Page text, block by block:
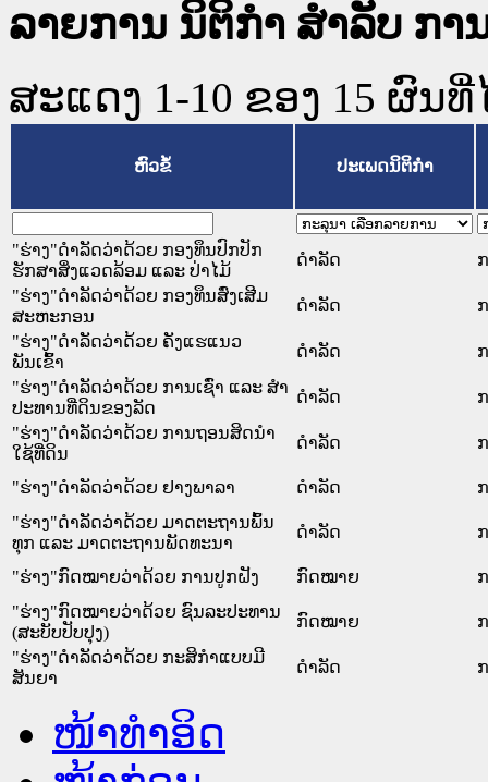
ລາຍການ ນິຕິກໍາ ສໍາລັບ ກາ
ສະແດງ 1-10 ຂອງ 15 ຜົນ
ຫົວຂໍ້ ປະເພດນິຕິກຳ
"ຮ່າງ"ດຳລັດວ່າດ້ວຍ ກອງທຶນປົກປັກ
ຮັກສາສິ່ງແວດລ້ອມ ແລະ ປ່າໄມ້
ດໍາລັດ
"ຮ່າງ"ດຳລັດວ່າດ້ວຍ ກອງທຶນສົ່ງເສີມ
ສະຫະກອນ
ດໍາລັດ
"ຮ່າງ"ດຳລັດວ່າດ້ວຍ ຄັງແຮແນວ
ພັນເຂົ້າ
ດໍາລັດ
"ຮ່າງ"ດຳລັດວ່າດ້ວຍ ການເຊົ່າ ແລະ ສຳ
ປະທານທີ່ດິນຂອງລັດ
ດໍາລັດ
"ຮ່າງ"ດຳລັດວ່າດ້ວຍ ການຖອນສິດນຳ
ໃຊ້ທີ່ດິນ
ດໍາລັດ
"ຮ່າງ"ດຳລັດວ່າດ້ວຍ ຢາງພາລາ ດໍາລັດ
"ຮ່າງ"ດຳລັດວ່າດ້ວຍ ມາດຕະຖານພົ້ນ
ທຸກ ແລະ ມາດຕະຖານພັດທະນາ
ດໍາລັດ
"ຮ່າງ"ກົດໝາຍວ່າດ້ວຍ ການປູກຝັງ ກົດໝາຍ
"ຮ່າງ"ກົດໝາຍວ່າດ້ວຍ ຊົນລະປະທານ
(ສະບັບປັບປຸງ)
ກົດໝາຍ
"ຮ່າງ"ດຳລັດວ່າດ້ວຍ ກະສິກຳແບບມີ
ສັນຍາ
ດໍາລັດ
ໜ້າທໍາອິດ